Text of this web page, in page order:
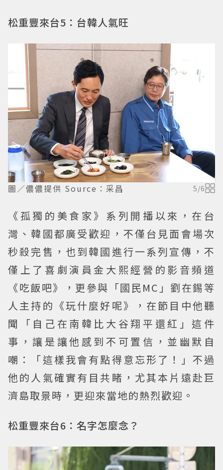
松重豐來台5：台韓人氣旺
圖／儂儂提供 Source：采昌 5/6
《孤獨的美食家》系列開播以來，在台
灣、韓國都廣受歡迎，不僅台見面會場次
秒殺完售，也到韓國進行一系列宣傳，不
僅上了喜劇演員金大熙經營的影音頻道
《吃飯吧》，更參與「國民MC」劉在錫等
人主持的《玩什麼好呢》，在節目中他聽
聞「自己在南韓比大谷翔平還紅」這件
事，讓是讓他感到不可置信，並幽默自
嘲：「這樣我會有點得意忘形了！」不過
他的人氣確實有目共睹，尤其本片遠赴巨
濟島取景時，更迎來當地的熱烈歡迎。
松重豐來台6：名字怎麼念？